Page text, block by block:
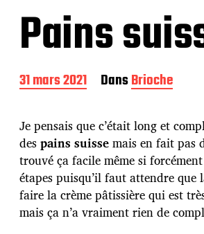
Pains
D
a
e
d
e
p
u
b
l
i
31 mars 2021 DansBrioche
Je pensais que c’était long et
despains suissemais en fait pas
trouvé ça facile même si
étapes puisqu’il faut attendre que
faire la crème pâtissière qui est
mais ça n’a vraiment rien de